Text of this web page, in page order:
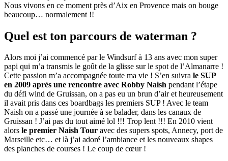
Nous vivons en ce moment près d’Aix en Provence mais on bouge
beaucoup… normalement !!
Quel est ton parcours de waterman ?
Alors moi j’ai commencé par le Windsurf à 13 ans avec mon super
papi qui m’a transmis le goût de la glisse sur le spot de l’Almanarre !
Cette passion m’a accompagnée toute ma vie ! S’en suivra le SUP
en 2009 après une rencontre avec Robby Naish pendant l’étape
du défi wind de Gruissan, on a pas eu un brun d’air et heureusement
il avait pris dans ces boardbags les premiers SUP ! Avec le team
Naish on a passé une journée à se balader, dans les canaux de
Gruissan ! J’ai pas du tout aimé lol !!! Trop lent !!! En 2010 vient
alors le premier Naish Tour avec des supers spots, Annecy, port de
Marseille etc… et là j’ai adoré l’ambiance et les nouveaux shapes
des planches de courses ! Le coup de cœur !